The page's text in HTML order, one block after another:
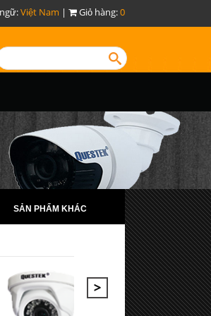
Việt Nam | Giỏ hàng:0
SẢN PHẨM KHÁC